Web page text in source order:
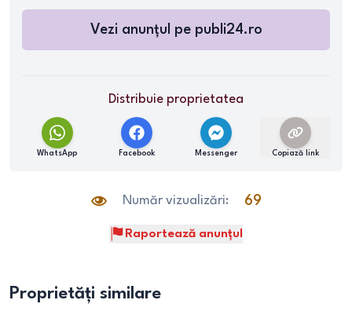
Vezi anunțul pe publi24.ro
Distribuie proprietatea
WhatsApp Facebook Messenger Copiază link
Număr vizualizări: 69
Raportează anunțul
Proprietăți similare